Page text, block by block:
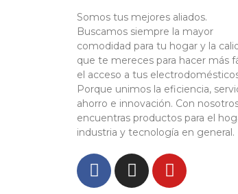
Somos tus mejores aliados.
Buscamos siempre la mayor
comodidad para tu hogar y la
que te mereces para hacer más
el acceso a tus
Porque unimos la eficiencia,
ahorro e innovación. Con
encuentras productos para el
industria y tecnología en general.